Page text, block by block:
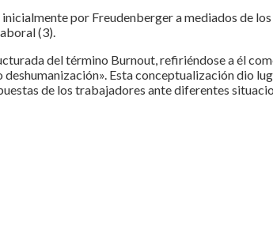
por Freudenberger a mediados de
(3).
del término Burnout, refiriéndose a él
Esta conceptualización dio
de los trabajadores ante diferentes